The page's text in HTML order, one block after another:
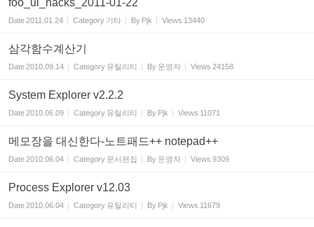
foo_ui_hacks_2011-01-22
Date2011.01.24 Category 기타 By Pjk Views 13440
삼각함수계산기
Date2010.09.14 Category 유틸리티 By 운영자 Views 24158
System Explorer v2.2.2
Date2010.06.09 Category 유틸리티 By Pjk Views 11071
메모장을 대신한다-노트패드++ notepad++
Date2010.06.04 Category 문서편집 By 운영자 Views 9309
Process Explorer v12.03
Date2010.06.04 Category 유틸리티 By Pjk Views 11679